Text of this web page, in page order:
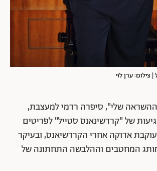
צילום: ערן לוי
שלי", סיפרה רדמי למעצבת,
של "קרדשינאנס סטייל" לפריטים
עוקבת אדוקה אחרי הקרדשיאנס, ובעיקר
המחטבים וההלבשה התחתונה של